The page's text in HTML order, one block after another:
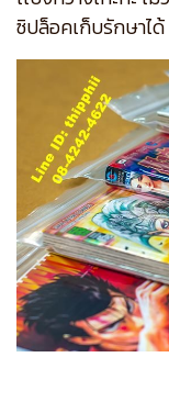
ซิปล็อคเก็บรักษาไ